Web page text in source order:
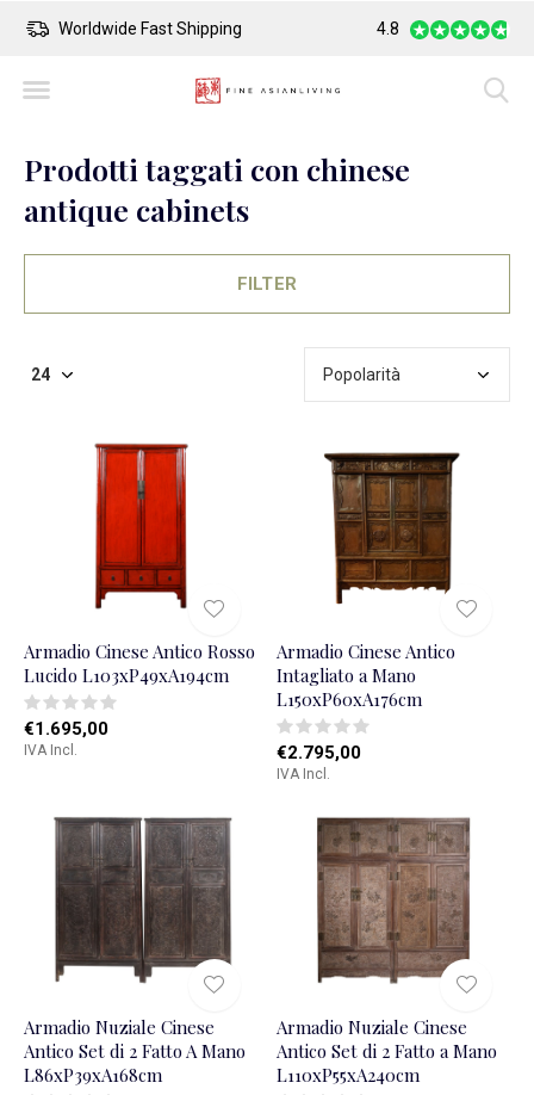
Worldwide Fast Shipping Safe Payment
4.8
Prodotti taggati con chinese
antique cabinets
FILTER
Armadio Cinese Antico Rosso
Lucido L103xP49xA194cm
€1.695,00
IVA Incl.
Armadio Cinese Antico
Intagliato a Mano
L150xP60xA176cm
€2.795,00
IVA Incl.
Armadio Nuziale Cinese
Antico Set di 2 Fatto A Mano
L86xP39xA168cm
Armadio Nuziale Cinese
Antico Set di 2 Fatto a Mano
L110xP55xA240cm